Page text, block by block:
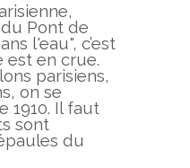
Pont de
l'eau", c’est
est en crue.
parisiens,
on se
1910. Il faut
sont
du